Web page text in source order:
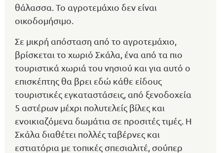
θάλασσα. Το αγροτεμάχιο δεν είναι
οικοδομήσιμο.
Σε μικρή απόσταση από το αγροτεμάχιο,
βρίσκεται το χωριό Σκάλα, ένα από τα πιο
τουριστικά χωριά του νησιού και για αυτό ο
επισκέπτης θα βρει εδώ κάθε είδους
τουριστικές εγκαταστάσεις, από ξενοδοχεία
5 αστέρων μέχρι πολυτελείς βίλες και
ενοικιαζόμενα δωμάτια σε προσιτές τιμές. Η
Σκάλα διαθέτει πολλές ταβέρνες και
εστιατόρια με τοπικές σπεσιαλιτέ, σούπερ